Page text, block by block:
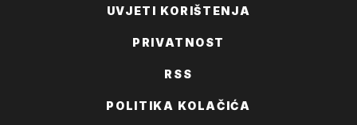
UVJETI KORIŠTENJA
PRIVATNOST
RSS
POLITIKA KOLAČIĆA